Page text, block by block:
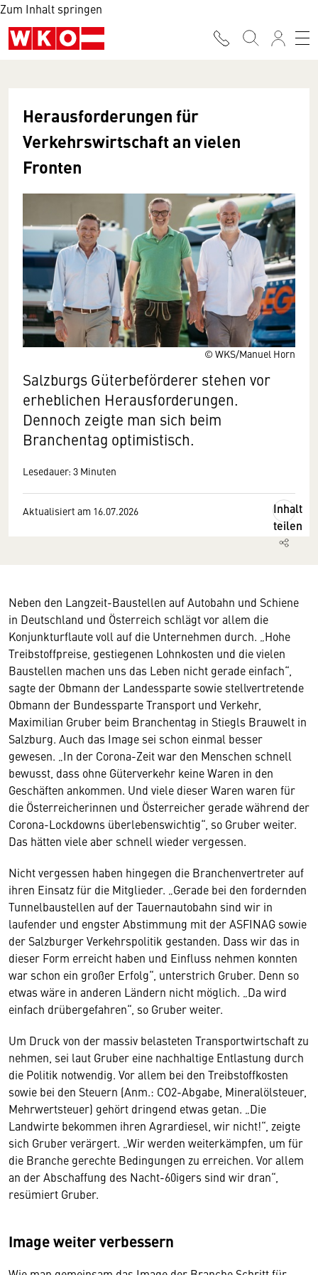
Zum Inhalt springen
© WKS/Manuel Horn
Herausforderungen für
Verkehrswirtschaft an vielen
Fronten
Salzburgs Güterbeförderer stehen vor
erheblichen Herausforderungen.
Dennoch zeigte man sich beim
Branchentag optimistisch.
Lesedauer: 3 Minuten
Aktualisiert am 16.07.2026
Inhalt
teilen
Neben den Langzeit-Baustellen auf Autobahn und Schiene
in Deutschland und Österreich schlägt vor allem die
Konjunkturflaute voll auf die Unternehmen durch. „Hohe
Treibstoffpreise, gestiegenen Lohnkosten und die vielen
Baustellen machen uns das Leben nicht gerade einfach“,
sagte der Obmann der Landessparte sowie stellvertretende
Obmann der Bundessparte Transport und Verkehr,
Maximilian Gruber beim Branchentag in Stiegls Brauwelt in
Salzburg. Auch das Image sei schon einmal besser
gewesen. „In der Corona-Zeit war den Menschen schnell
bewusst, dass ohne Güterverkehr keine Waren in den
Geschäften ankommen. Und viele dieser Waren waren für
die Österreicherinnen und Österreicher gerade während der
Corona-Lockdowns überlebenswichtig“, so Gruber weiter.
Das hätten viele aber schnell wieder vergessen.
Nicht vergessen haben hingegen die Branchenvertreter auf
ihren Einsatz für die Mitglieder. „Gerade bei den fordernden
Tunnelbaustellen auf der Tauernautobahn sind wir in
laufender und engster Abstimmung mit der ASFINAG sowie
der Salzburger Verkehrspolitik gestanden. Dass wir das in
dieser Form erreicht haben und Einfluss nehmen konnten
war schon ein großer Erfolg“, unterstrich Gruber. Denn so
etwas wäre in anderen Ländern nicht möglich. „Da wird
einfach drübergefahren“, so Gruber weiter.
Um Druck von der massiv belasteten Transportwirtschaft zu
nehmen, sei laut Gruber eine nachhaltige Entlastung durch
die Politik notwendig. Vor allem bei den Treibstoffkosten
sowie bei den Steuern (Anm.: CO2-Abgabe, Mineralölsteuer,
Mehrwertsteuer) gehört dringend etwas getan. „Die
Landwirte bekommen ihren Agrardiesel, wir nicht!“, zeigte
sich Gruber verärgert. „Wir werden weiterkämpfen, um für
die Branche gerechte Bedingungen zu erreichen. Vor allem
an der Abschaffung des Nacht-60igers sind wir dran“,
resümiert Gruber.
Image weiter verbessern